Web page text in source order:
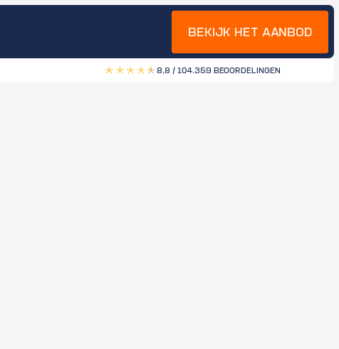
BEKIJK HET AANBOD
8,8 / 104.359 BEOORDELINGEN